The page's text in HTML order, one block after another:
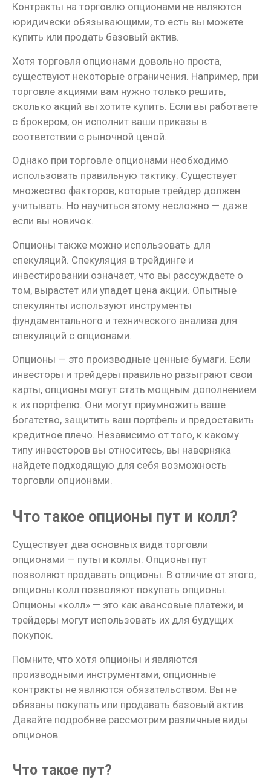
Контракты на торговлю опционами не являются
юридически обязывающими, то есть вы можете
купить или продать базовый актив.
Хотя торговля опционами довольно проста,
существуют некоторые ограничения. Например, при
торговле акциями вам нужно только решить,
сколько акций вы хотите купить. Если вы работаете
с брокером, он исполнит ваши приказы в
соответствии с рыночной ценой.
Однако при торговле опционами необходимо
использовать правильную тактику. Существует
множество факторов, которые трейдер должен
учитывать. Но научиться этому несложно — даже
если вы новичок.
Опционы также можно использовать для
спекуляций. Спекуляция в трейдинге и
инвестировании означает, что вы рассуждаете о
том, вырастет или упадет цена акции. Опытные
спекулянты используют инструменты
фундаментального и технического анализа для
спекуляций с опционами.
Опционы — это производные ценные бумаги. Если
инвесторы и трейдеры правильно разыграют свои
карты, опционы могут стать мощным дополнением
к их портфелю. Они могут приумножить ваше
богатство, защитить ваш портфель и предоставить
кредитное плечо. Независимо от того, к какому
типу инвесторов вы относитесь, вы наверняка
найдете подходящую для себя возможность
торговли опционами.
Что такое опционы пут и колл?
Существует два основных вида торговли
опционами — путы и коллы. Опционы пут
позволяют продавать опционы. В отличие от этого,
опционы колл позволяют покупать опционы.
Опционы «колл» — это как авансовые платежи, и
трейдеры могут использовать их для будущих
покупок.
Помните, что хотя опционы и являются
производными инструментами, опционные
контракты не являются обязательством. Вы не
обязаны покупать или продавать базовый актив.
Давайте подробнее рассмотрим различные виды
опционов.
Что такое пут?